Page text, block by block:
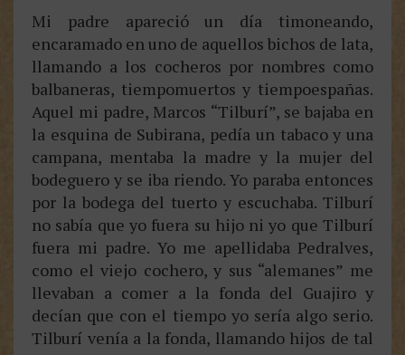
Mi padre apareció un día timoneando,
encaramado en uno de aquellos bichos de lata,
llamando a los cocheros por nombres como
balbaneras, tiempomuertos y tiempoespañas.
Aquel mi padre, Marcos “Tilburí”, se bajaba en
la esquina de Subirana, pedía un tabaco y una
campana, mentaba la madre y la mujer del
bodeguero y se iba riendo. Yo paraba entonces
por la bodega del tuerto y escuchaba. Tilburí
no sabía que yo fuera su hijo ni yo que Tilburí
fuera mi padre. Yo me apellidaba Pedralves,
como el viejo cochero, y sus “alemanes” me
llevaban a comer a la fonda del Guajiro y
decían que con el tiempo yo sería algo serio.
Tilburí venía a la fonda, llamando hijos de tal